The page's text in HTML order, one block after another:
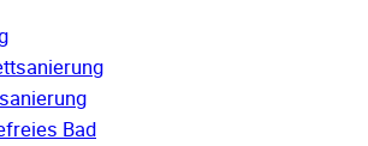
Bad